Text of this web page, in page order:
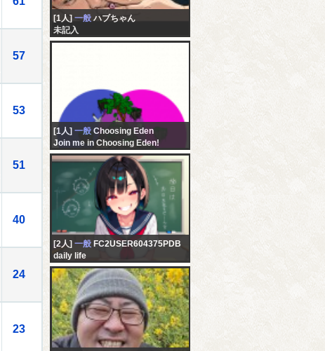
57
53
51
40
24
23
[1人] 一般 ハブちゃん
未記入
[1人] 一般 Choosing Eden
Join me in Choosing Eden!
[2人] 一般 FC2USER604375PDB
daily life